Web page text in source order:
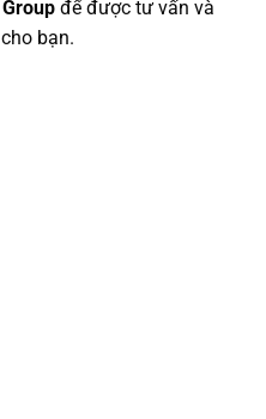
Group để được tư vấn và
bạn.